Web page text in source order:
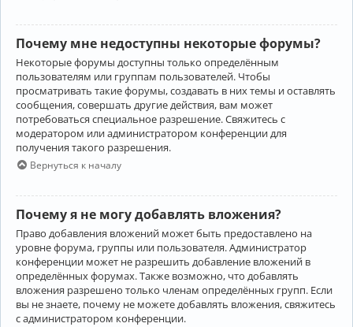
Почему мне недоступны некоторые форумы?
Некоторые форумы доступны только определённым
пользователям или группам пользователей. Чтобы
просматривать такие форумы, создавать в них темы и оставлять
сообщения, совершать другие действия, вам может
потребоваться специальное разрешение. Свяжитесь с
модератором или администратором конференции для
получения такого разрешения.
Вернуться к началу
Почему я не могу добавлять вложения?
Право добавления вложений может быть предоставлено на
уровне форума, группы или пользователя. Администратор
конференции может не разрешить добавление вложений в
определённых форумах. Также возможно, что добавлять
вложения разрешено только членам определённых групп. Если
вы не знаете, почему не можете добавлять вложения, свяжитесь
с администратором конференции.